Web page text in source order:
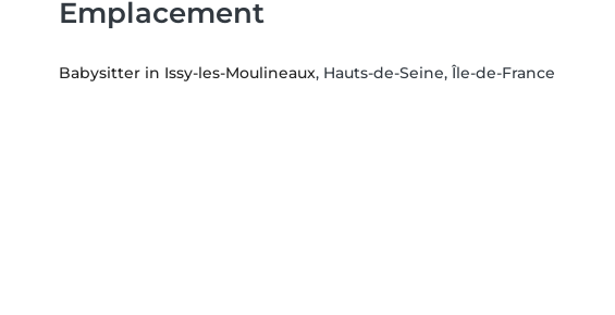
Emplacement
Babysitter in Issy-les-Moulineaux, Hauts-de-Seine, Île-de-France